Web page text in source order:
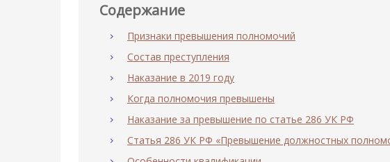
Содержание
Признаки превышения полномочий
Состав преступления
Наказание в 2019 году
Когда полномочия превышены
Наказание за превышение по статье 286 УК РФ
Статья 286 УК РФ «Превышение должностных